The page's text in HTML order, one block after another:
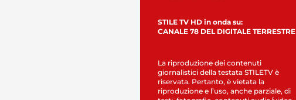
STILE TV HD in onda su:
CANALE 78 DEL DIGITALE TERRESTRE
La riproduzione dei contenuti
giornalistici della testata STILETV è
riservata. Pertanto, è vietata la
riproduzione e l’uso, anche parziale, di